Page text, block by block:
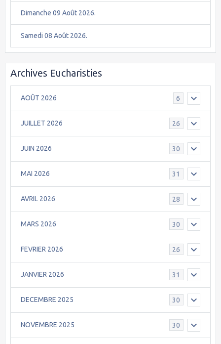
Dimanche 09 Août 2026.
Samedi 08 Août 2026.
Archives Eucharisties
AOÛT 2026 6
JUILLET 2026 26
JUIN 2026 30
MAI 2026 31
AVRIL 2026 28
MARS 2026 30
FEVRIER 2026 26
JANVIER 2026 31
DECEMBRE 2025 30
NOVEMBRE 2025 30